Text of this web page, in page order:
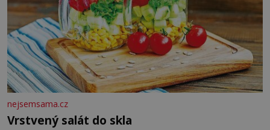
nejsemsama.cz
Vrstvený salát do skla